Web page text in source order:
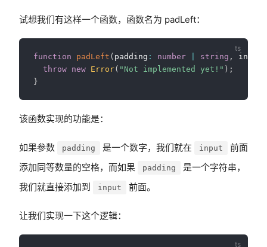
试想我们有这样一个函数，函数名为 padLeft：
function padLeft ( padding : number string , input
throw new Error( "Not implemented yet!" ) ;
}
该函数实现的功能是：
如果参数 padding 是一个数字，我们就在 input
前面
添加同等数量的空格，而如果
padding
是一个字符串，
我们就直接添加到
input 前面。
让我们实现一下这个逻辑：